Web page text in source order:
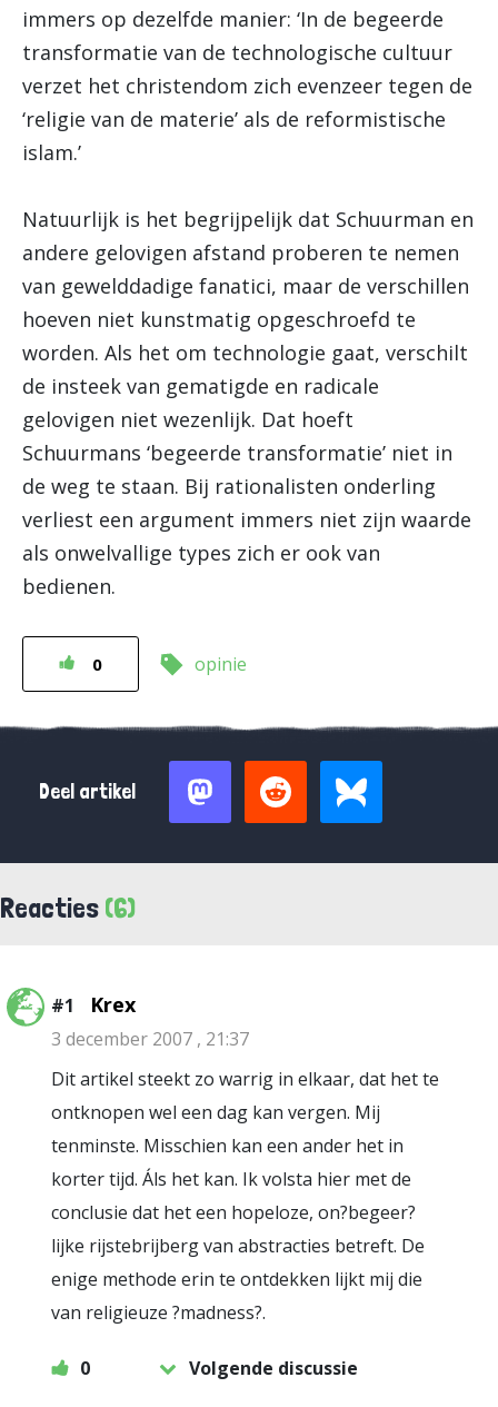
immers op dezelfde manier: ‘In de begeerde
transformatie van de technologische cultuur
verzet het christendom zich evenzeer tegen de
‘religie van de materie’ als de reformistische
islam.’
Natuurlijk is het begrijpelijk dat Schuurman en
andere gelovigen afstand proberen te nemen
van gewelddadige fanatici, maar de verschillen
hoeven niet kunstmatig opgeschroefd te
worden. Als het om technologie gaat, verschilt
de insteek van gematigde en radicale
gelovigen niet wezenlijk. Dat hoeft
Schuurmans ‘begeerde transformatie’ niet in
de weg te staan. Bij rationalisten onderling
verliest een argument immers niet zijn waarde
als onwelvallige types zich er ook van
bedienen.
0 opinie
Deel artikel
Reacties (6)
#1 Krex
3 december 2007 , 21:37
Dit artikel steekt zo warrig in elkaar, dat het te
ontknopen wel een dag kan vergen. Mij
tenminste. Misschien kan een ander het in
korter tijd. Áls het kan. Ik volsta hier met de
conclusie dat het een hopeloze, on?begeer?
lijke rijstebrijberg van abstracties betreft. De
enige methode erin te ontdekken lijkt mij die
van religieuze ?madness?.
0 Volgende discussie